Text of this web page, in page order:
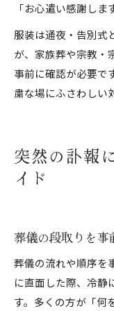
「お心遣い感謝しま
服装は通夜・告別式
が、家族葬や宗教・
事前に確認が必要で
粛な場にふさわしい
突然の訃報
イド
葬儀の段取りを事
葬儀の流れや順序を
に直面した際、冷静
す。多くの方が「何